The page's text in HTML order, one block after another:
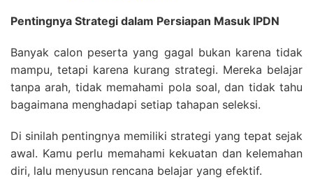
Pentingnya Strategi dalam Persiapan Masuk IPDN
Banyak calon peserta yang gagal bukan karena tidak
mampu, tetapi karena kurang strategi. Mereka belajar
tanpa arah, tidak memahami pola soal, dan tidak tahu
bagaimana menghadapi setiap tahapan seleksi.
Di sinilah pentingnya memiliki strategi yang tepat sejak
awal. Kamu perlu memahami kekuatan dan kelemahan
diri, lalu menyusun rencana belajar yang efektif.